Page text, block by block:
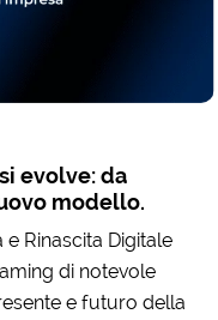
evolve: da
modello.
e Rinascita Digitale
di notevole
e futuro della